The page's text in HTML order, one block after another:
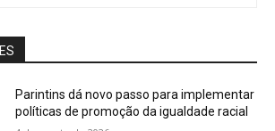
Parintins dá novo passo para implementar
políticas de promoção da igualdade racial